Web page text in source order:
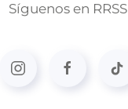
Síguenos en RRSS